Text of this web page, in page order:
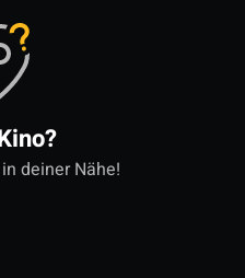
deiner Nähe!